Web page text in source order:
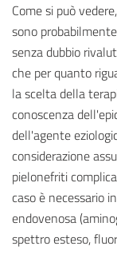
Come si può
sono probabilmente
senza dubbio
che per quanto
la scelta della
conoscenza
dell'agente
considerazione
pielonefriti
caso è necessario
endovenosa
spettro esteso,